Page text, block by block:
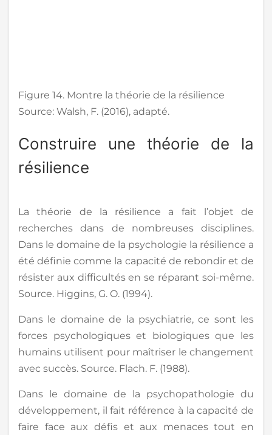
Figure 14. Montre la théorie de la résilience
Source: Walsh, F. (2016), adapté.
Construire une théorie de la
résilience
La théorie de la résilience a fait l’objet de
recherches dans de nombreuses disciplines.
Dans le domaine de la psychologie la résilience a
été définie comme la capacité de rebondir et de
résister aux difficultés en se réparant soi-même.
Source. Higgins, G. O. (1994).
Dans le domaine de la psychiatrie, ce sont les
forces psychologiques et biologiques que les
humains utilisent pour maîtriser le changement
avec succès. Source. Flach. F. (1988).
Dans le domaine de la psychopathologie du
développement, il fait référence à la capacité de
faire face aux défis et aux menaces tout en